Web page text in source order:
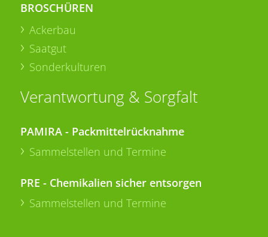
BROSCHÜREN
Ackerbau
Saatgut
Sonderkulturen
Verantwortung & Sorgfalt
PAMIRA - Packmittelrücknahme
Sammelstellen und Termine
PRE - Chemikalien sicher entsorgen
Sammelstellen und Termine